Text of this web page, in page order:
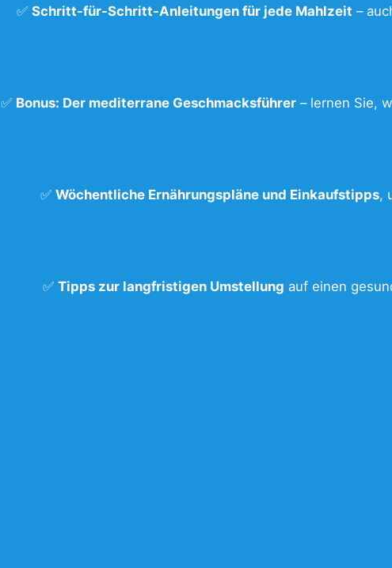
✅ Schritt-für-Schritt-Anleitungen für jede Mahlzeit –
✅ Bonus: Der mediterrane Geschmacksführer– lernen Sie,
✅ Wöchentliche Ernährungspläne und Einkaufstipps,
✅ Tipps zur langfristigen Umstellung auf einen